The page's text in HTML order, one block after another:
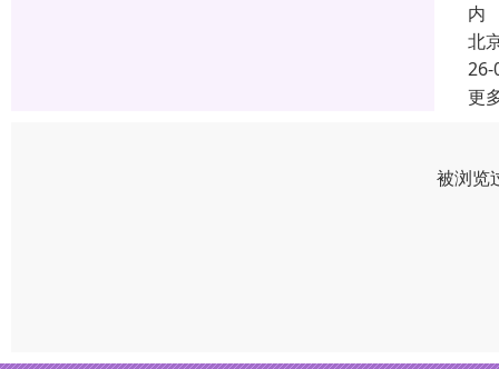
内
北
26-
更
被浏览